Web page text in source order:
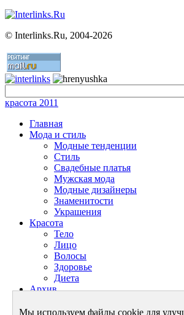
© Interlinks.Ru, 2004-2026
красота 2011
Главная
Мода и стиль
Модные тенденции
Стиль
Свадебные платья
Мужская мода
Модные дизайнеры
Знаменитости
Украшения
Красота
Тело
Лицо
Волосы
Здоровье
Диета
Архив
Энциклопедия моды
Мы используем файлы cookie для